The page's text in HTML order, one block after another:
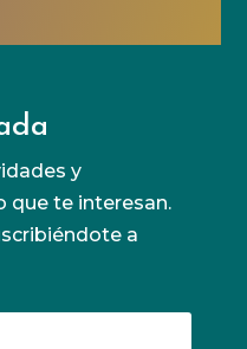
y
que te interesan.
a